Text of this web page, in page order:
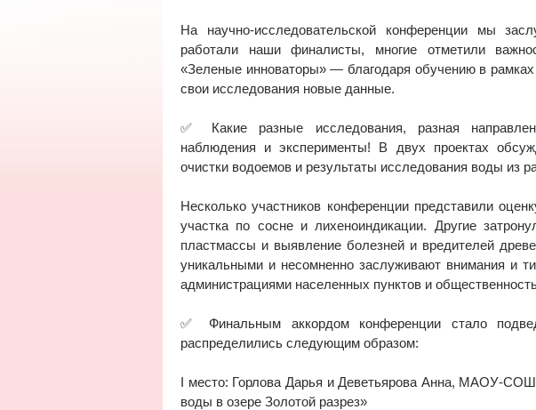
На научно-исследовательской конференции мы
работали наши финалисты, многие отметили
«Зеленые инноваторы» — благодаря обучению в рамках
свои исследования новые данные.
✅ Какие разные исследования, разная
наблюдения и эксперименты! В двух проектах
очистки водоемов и результаты исследования воды из
Несколько участников конференции представили
участка по сосне и лихеноиндикации. Другие
пластмассы и выявление болезней и вредителей
уникальными и несомненно заслуживают внимания и
администрациями населенных пунктов и
✅ Финальным аккордом конференции стало
распределились следующим образом:
I место: Горлова Дарья и Деветьярова Анна, МАОУ-
воды в озере Золотой разрез»